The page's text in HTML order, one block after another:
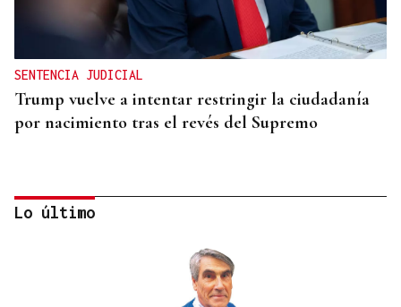
SENTENCIA JUDICIAL
Trump vuelve a intentar restringir la ciudadanía
por nacimiento tras el revés del Supremo
Lo último